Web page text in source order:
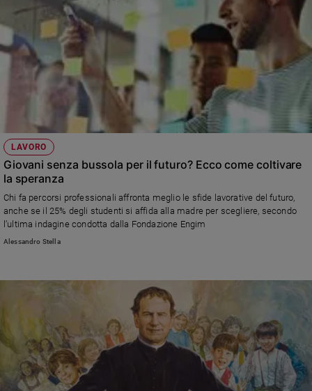
LAVORO
Giovani senza bussola per il futuro? Ecco come coltivare
la speranza
Chi fa percorsi professionali affronta meglio le sfide lavorative del futuro,
anche se il 25% degli studenti si affida alla madre per scegliere, secondo
l’ultima indagine condotta dalla Fondazione Engim
Alessandro Stella